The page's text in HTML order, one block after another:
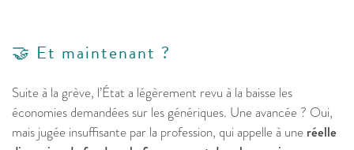
🤝 Et maintenant ?
Suite à la grève, l’État a légèrement revu à la baisse les
économies demandées sur les génériques. Une avancée ? Oui,
mais jugée insuffisante par la profession, qui appelle à une réelle